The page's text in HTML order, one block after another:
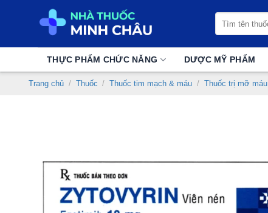
kiếm:
THỰC PHẨM CHỨC NĂNG DƯỢC MỸ PHẨM
Trang chủ / Thuốc / Thuốc tim mạch & máu / Thuốc trị mỡ máu